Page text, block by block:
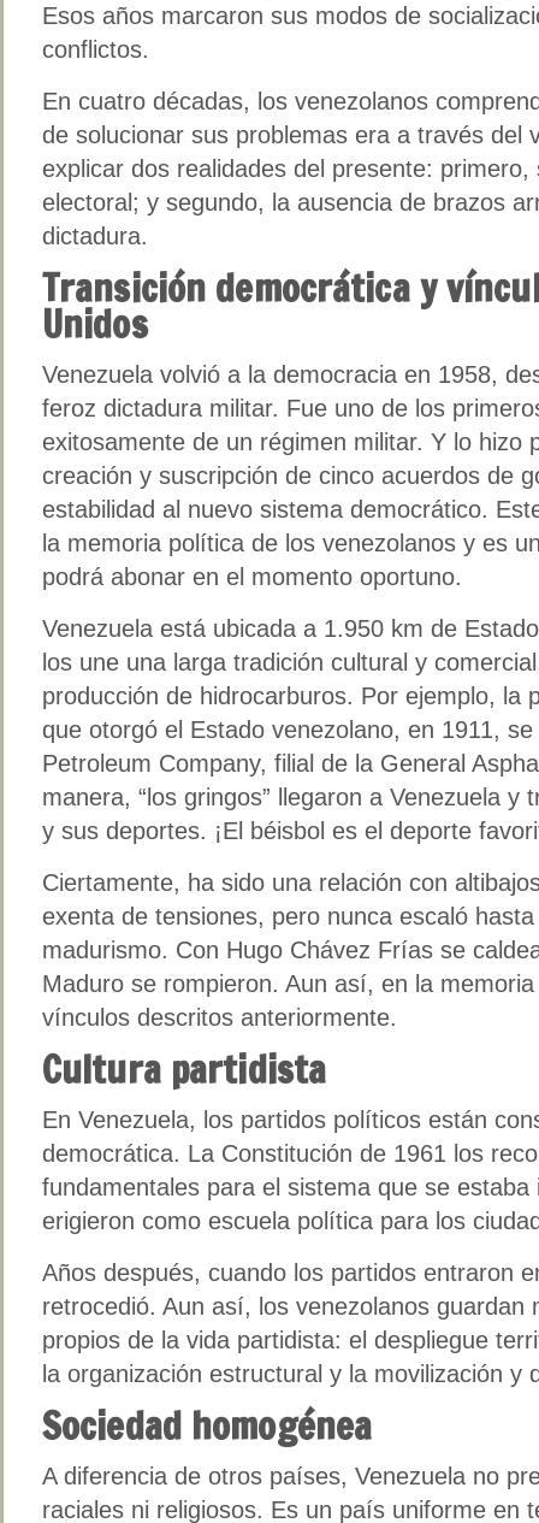
Esos años marcaron sus modos de
conflictos.
En cuatro décadas, los venezolanos
de solucionar sus problemas era a través del
explicar dos realidades del presente:
electoral; y segundo, la ausencia de brazos
dictadura.
Transición democrática y
Unidos
Venezuela volvió a la democracia en 1958,
feroz dictadura militar. Fue uno de los
exitosamente de un régimen militar. Y lo hizo
creación y suscripción de cinco acuerdos de
estabilidad al nuevo sistema democrático.
la memoria política de los venezolanos y es
podrá abonar en el momento oportuno.
Venezuela está ubicada a 1.950 km de
los une una larga tradición cultural y
producción de hidrocarburos. Por ejemplo, la
que otorgó el Estado venezolano, en 1911,
Petroleum Company, filial de la General
manera, “los gringos” llegaron a Venezuela y
y sus deportes. ¡El béisbol es el deporte
Ciertamente, ha sido una relación con
exenta de tensiones, pero nunca escaló
madurismo. Con Hugo Chávez Frías se
Maduro se rompieron. Aun así, en la
vínculos descritos anteriormente.
Cultura partidista
En Venezuela, los partidos políticos están
democrática. La Constitución de 1961 los
fundamentales para el sistema que se
erigieron como escuela política para los
Años después, cuando los partidos entraron
retrocedió. Aun así, los venezolanos guardan
propios de la vida partidista: el despliegue
la organización estructural y la movilización y
Sociedad homogénea
A diferencia de otros países, Venezuela no
raciales ni religiosos. Es un país uniforme en